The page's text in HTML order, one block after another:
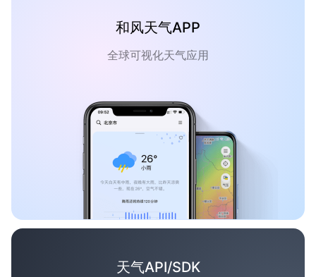
和风天气APP
全球可视化天气应用
天气API/SDK